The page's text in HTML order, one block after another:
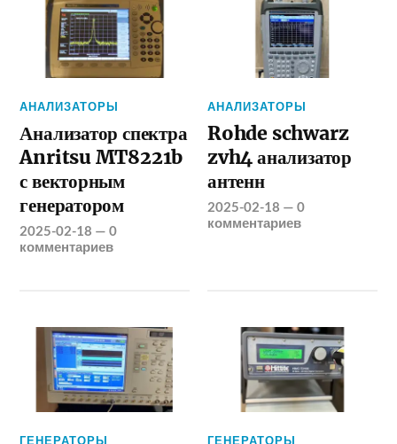
АНАЛИЗАТОРЫ
Анализатор спектра
Anritsu MT8221b
с векторным
генератором
2025-02-18 —0
комментариев
АНАЛИЗАТОРЫ
Rohde schwarz
zvh4 анализатор
антенн
2025-02-18 —0
комментариев
ГЕНЕРАТОРЫ ГЕНЕРАТОРЫ